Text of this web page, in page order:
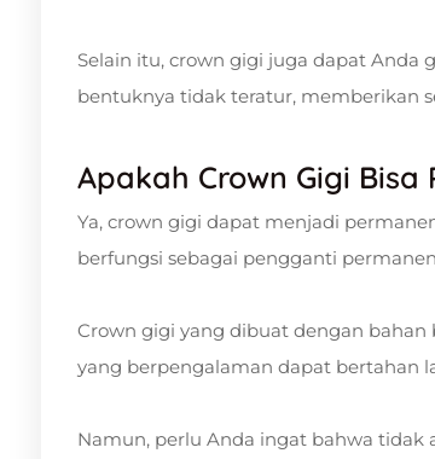
Selain itu, crown gigi juga dapat
bentuknya tidak teratur, memberikan
Apakah Crown Gigi Bisa
Ya, crown gigi dapat menjadi
berfungsi sebagai pengganti
Crown gigi yang dibuat dengan
yang berpengalaman dapat bertahan
Namun, perlu Anda ingat bahwa tidak